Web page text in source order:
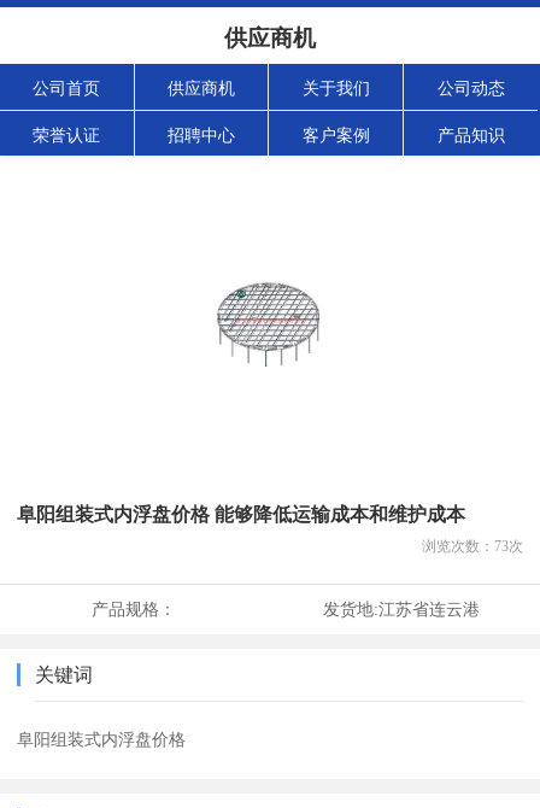
供应商机
公司首页 供应商机 关于我们 公司动态
荣誉认证 招聘中心 客户案例 产品知识
阜阳组装式内浮盘价格 能够降低运输成本和维护成本
浏览次数： 73次
产品规格： 发货地:江苏省连云港
关键词
阜阳组装式内浮盘价格